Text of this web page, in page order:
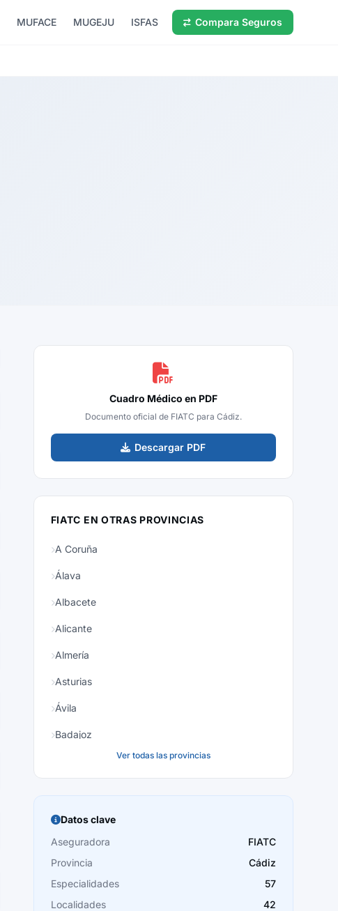
MUFACE MUGEJU ISFAS Compara Seguros
Cuadro Médico en PDF
Documento oficial de FIATC para Cádiz.
Descargar PDF
FIATC EN OTRAS PROVINCIAS
A Coruña
Álava
Albacete
Alicante
Almería
Asturias
Ávila
Badajoz
Burgos
Cáceres
Cádiz
Cantabria
Ver todas las provincias
Datos clave
Aseguradora
FIATC
Provincia
Cádiz
Especialidades
57
Localidades
42